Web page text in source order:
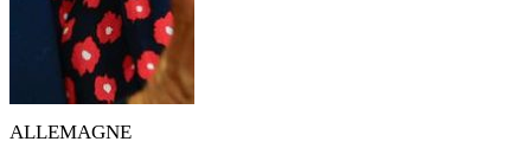
ALLEMAGNE